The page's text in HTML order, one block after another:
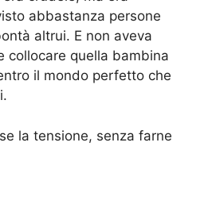
abbastanza persone
altrui. E non aveva
collocare quella bambina
il mondo perfetto che
la tensione, senza farne